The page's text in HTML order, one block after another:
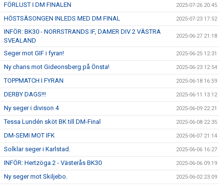
FÖRLUST I DM FINALEN 2025-07-26 20:45
HÖSTSÄSONGEN INLEDS MED DM FINAL 2025-07-23 17:52
INFÖR: BK30 - NORRSTRANDS IF, DAMER DIV 2 VÄSTRA
SVEALAND
2025-06-27 21:18
Seger mot GIF i fyran! 2025-06-25 12:31
Ny chans mot Gideonsberg på Önsta! 2025-06-23 12:54
TOPPMATCH I FYRAN 2025-06-18 16:59
DERBY DAGS!!! 2025-06-11 13:12
Ny seger i divison 4 2025-06-09 22:21
Tessa Lundén sköt BK till DM-Final 2025-06-08 22:35
DM-SEMI MOT IFK 2025-06-07 21:14
Solklar seger i Karlstad. 2025-06-06 16:27
INFÖR: Hertzöga 2 - Västerås BK30 2025-06-06 09:19
Ny seger mot Skiljebo. 2025-06-02 23:09